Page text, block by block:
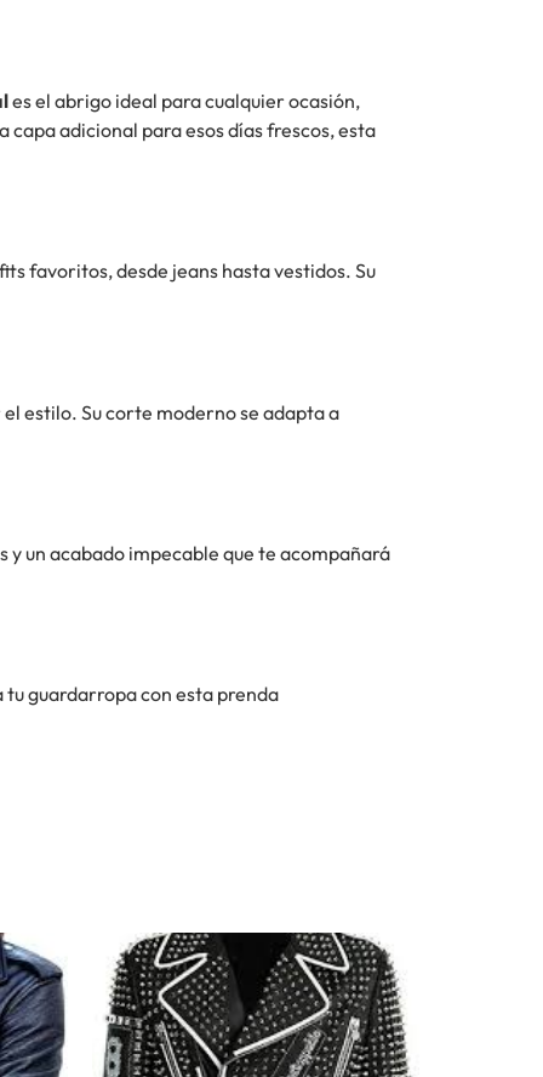
es el abrigo ideal para cualquier ocasión,
adicional para esos días frescos, esta
favoritos, desde jeans hasta vestidos. Su
estilo. Su corte moderno se adapta a
y un acabado impecable que te acompañará
tu guardarropa con esta prenda